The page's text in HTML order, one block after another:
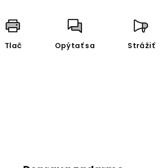
Tlač Opýtať sa Strážiť